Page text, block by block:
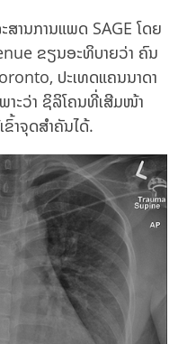
ານການແພດ SAGE ໂດຍ
ຂຽນອະທິບາຍວ່າ ຄົນ
ປະເທດແຄນນາດາ
າະວ່າ ຊິລິໂຄນທີ່ເສີມໜ້າ
າຈຸດສຳຄັນໄດ້.